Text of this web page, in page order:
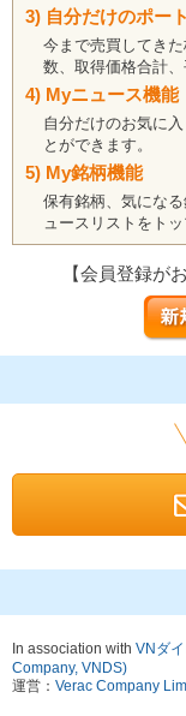
3) 自分だけのポー
今まで売買してき
数、取得価格合計
4) Myニュース機能
自分だけのお気に
とができます。
5) My銘柄機能
保有銘柄、気にな
ュースリストをト
【会員登録が
In association with VNダ
Company, VNDS)
運営： Verac Company